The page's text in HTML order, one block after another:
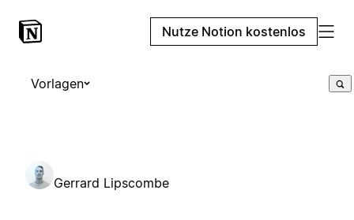
Nutze Notion kostenlos
Vorlagen
Gerrard Lipscombe